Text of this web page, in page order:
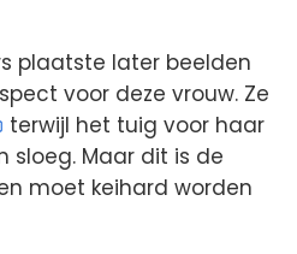
plaatste later beelden
voor deze vrouw. Ze
terwijl het tuig voor haar
sloeg. Maar dit is de
moet keihard worden